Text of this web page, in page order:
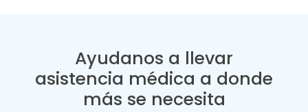
Ayudanos a llevar
asistencia médica a donde
más se necesita